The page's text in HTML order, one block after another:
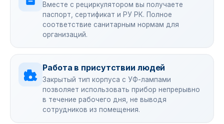
Вместе с рециркулятором вы получаете
паспорт, сертификат и РУ РК. Полное
соответствие санитарным нормам для
организаций.
Работа в присутствии людей
Закрытый тип корпуса с УФ-лампами
позволяет использовать прибор непрерывно
в течение рабочего дня, не выводя
сотрудников из помещения.